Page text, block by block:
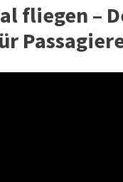
fliegen –